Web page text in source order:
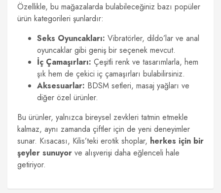
Özellikle, bu mağazalarda bulabileceğiniz bazı popüler
ürün kategorileri şunlardır:
Seks Oyuncakları: Vibratörler, dildo’lar ve anal
oyuncaklar gibi geniş bir seçenek mevcut.
İç Çamaşırları: Çeşitli renk ve tasarımlarla, hem
şık hem de çekici iç çamaşırları bulabilirsiniz.
Aksesuarlar: BDSM setleri, masaj yağları ve
diğer özel ürünler.
Bu ürünler, yalnızca bireysel zevkleri tatmin etmekle
kalmaz, aynı zamanda çiftler için de yeni deneyimler
sunar. Kısacası, Kilis’teki erotik shoplar, herkes için bir
şeyler sunuyor ve alışverişi daha eğlenceli hale
getiriyor.